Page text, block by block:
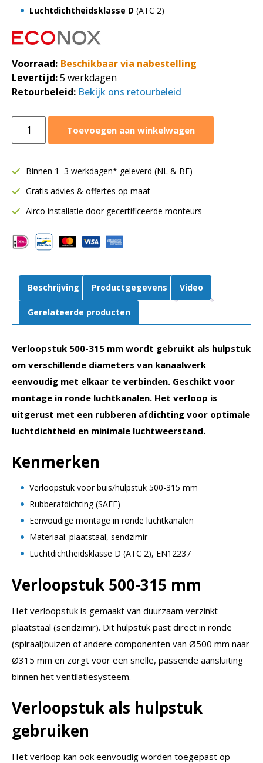
Luchtdichtheidsklasse D (ATC 2)
Voorraad: Beschikbaar via nabestelling
Levertijd:5 werkdagen
Retourbeleid: Bekijk ons retourbeleid
SAFE
naar
mm
|
spiraalbuis
aantal
Toevoegen aan winkelwagen
Binnen 1–3 werkdagen* geleverd (NL & BE)
Gratis advies & offertes op maat
Airco installatie door gecertificeerde monteurs
Beschrijving Productgegevens Video
Gerelateerde producten
Verloopstuk 500-315 mm wordt gebruikt als hulpstuk
om verschillende diameters van kanaalwerk
eenvoudig met elkaar te verbinden. Geschikt voor
montage in ronde luchtkanalen. Het verloop is
uitgerust met een rubberen afdichting voor optimale
luchtdichtheid en minimale luchtweerstand.
Kenmerken
Verloopstuk voor buis/hulpstuk 500-315 mm
Rubberafdichting (SAFE)
Eenvoudige montage in ronde luchtkanalen
Materiaal: plaatstaal, sendzimir
Luchtdichtheidsklasse D (ATC 2), EN12237
Verloopstuk 500-315 mm
Het verloopstuk is gemaakt van duurzaam verzinkt
plaatstaal (sendzimir). Dit hulpstuk past direct in ronde
(spiraal)buizen of andere componenten van Ø500 mm naar
Ø315 mm en zorgt voor een snelle, passende aansluiting
binnen het ventilatiesysteem.
Verloopstuk als hulpstuk
gebruiken
Het verloop kan ook eenvoudig worden toegepast op